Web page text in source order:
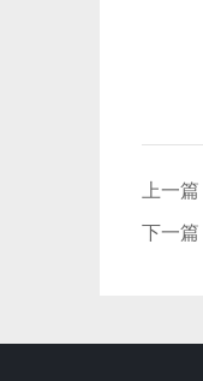
上一篇
下一篇